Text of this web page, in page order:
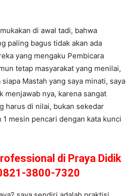
di awal tadi, bahwa
paling bagus tidak akan ada
yang mengaku Pembicara
tetap masyarakat yang menilai,
Mastah yang saya minati, saya
menjawab nya, karena sangat
harus di nilai, bukan sekedar
1 mesin pencari dengan kata kunci
di Praya Didik
3800-7320